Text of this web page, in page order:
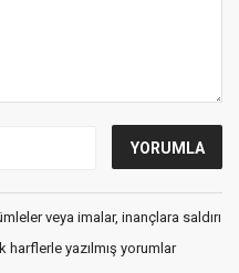
veya imalar, inançlara saldırı
harflerle yazılmış yorumlar